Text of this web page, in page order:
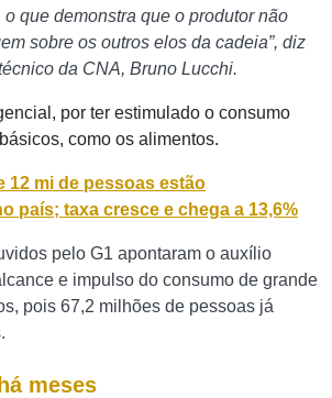
que demonstra que o produtor não
sobre os outros elos da cadeia”, diz
da CNA, Bruno Lucchi.
por ter estimulado o consumo
como os alimentos.
12 mi de pessoas estão
país; taxa cresce e chega a 13,6%
pelo G1 apontaram o auxílio
e impulso do consumo de grande
pois 67,2 milhões de pessoas já
meses